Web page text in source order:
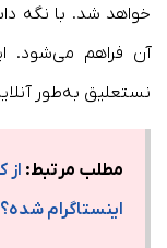
خواهد شد. با نگه
آن فراهم می‌شود.
نستعلیق به‌طور
مطلب مرتبط: از
اینستاگرام شده؟